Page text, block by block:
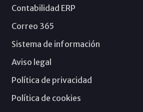
Contabilidad ERP
Correo 365
Sistema de información
Aviso legal
Política de privacidad
Política de cookies